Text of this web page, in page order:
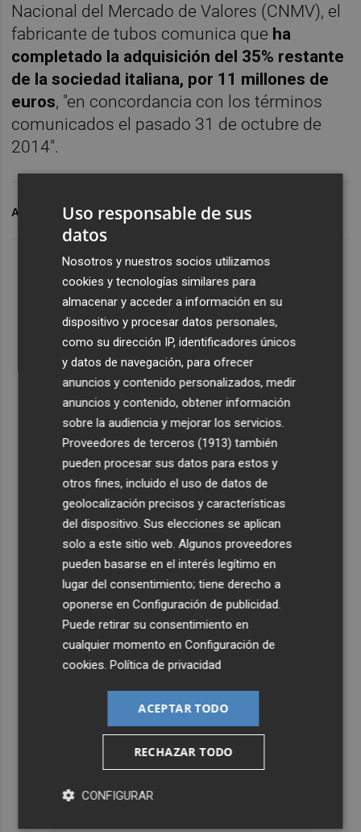
Nacional del Mercado de Valores (CNMV), el
fabricante de tubos comunica que ha
completado la adquisición del 35% restante
de la sociedad italiana, por 11 millones de
euros, "en concordancia con los términos
comunicados el pasado 31 de octubre de
2014".
ARCHIVADO EN TUBACEX IBF TUBACEX
Uso responsable de sus
datos
Nosotros y nuestros socios utilizamos
cookies y tecnologías similares para
almacenar y acceder a información en su
dispositivo y procesar datos personales,
como su dirección IP, identificadores únicos
y datos de navegación, para ofrecer
anuncios y contenido personalizados, medir
anuncios y contenido, obtener información
sobre la audiencia y mejorar los servicios.
Proveedores de terceros (1913) también
pueden procesar sus datos para estos y
otros fines, incluido el uso de datos de
geolocalización precisos y características
del dispositivo. Sus elecciones se aplican
solo a este sitio web. Algunos proveedores
pueden basarse en el interés legítimo en
lugar del consentimiento; tiene derecho a
oponerse enConfiguración de publicidad
Puede retirar su consentimiento en
cualquier momento enConfiguración de
cookies .Política de privacidad
ACEPTAR TODO
RECHAZAR TODO
CONFIGURAR